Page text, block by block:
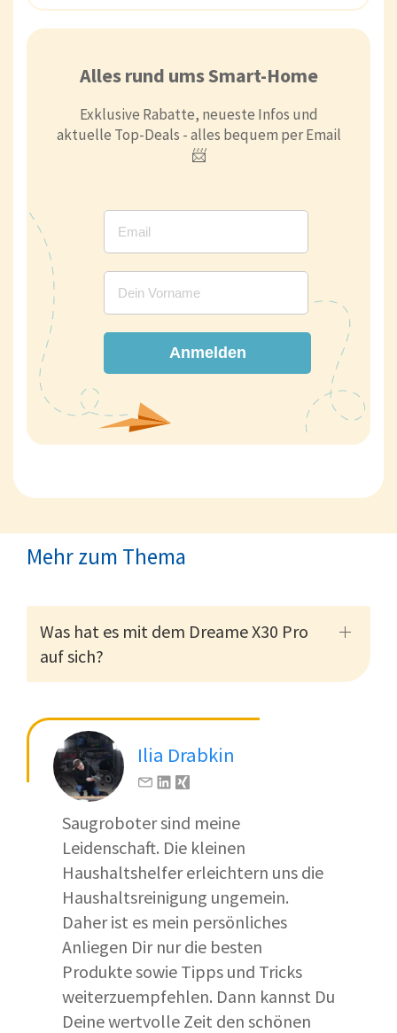
Alles rund ums Smart-Home
Exklusive Rabatte, neueste Infos und
aktuelle Top-Deals - alles bequem per Email
📨
Anmelden
Mehr zum Thema
Was hat es mit dem Dreame X30 Pro
auf sich?
Ilia Drabkin
Saugroboter sind meine
Leidenschaft. Die kleinen
Haushaltshelfer erleichtern uns die
Haushaltsreinigung ungemein.
Daher ist es mein persönliches
Anliegen Dir nur die besten
Produkte sowie Tipps und Tricks
weiterzuempfehlen. Dann kannst Du
Deine wertvolle Zeit den schönen